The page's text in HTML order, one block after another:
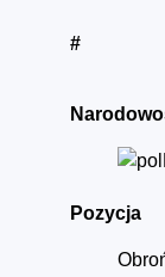
#
Pozycja